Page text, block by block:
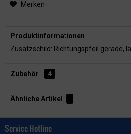
Merken
Produktinformationen
Zusatzschild: Richtungspfeil gerade,
Zubehör 4
Ähnliche Artikel
Service Hotline